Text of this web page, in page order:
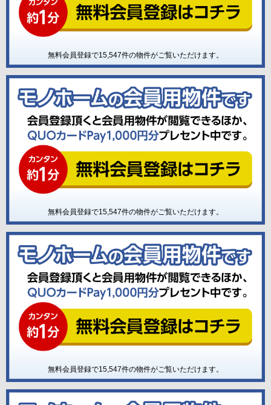
無料会員登録で15,547件の物件がご覧いただけます。
無料会員登録で15,547件の物件がご覧いただけます。
無料会員登録で15,547件の物件がご覧いただけます。